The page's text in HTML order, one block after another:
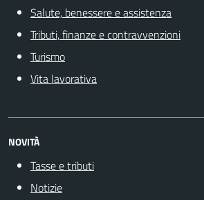
Salute, benessere e assistenza
Tributi, finanze e contravvenzioni
Turismo
Vita lavorativa
NOVITÀ
Tasse e tributi
Notizie